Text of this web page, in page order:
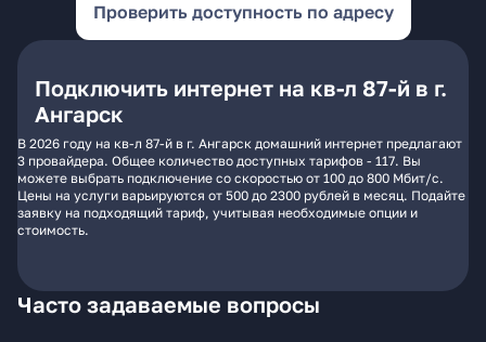
Проверить доступность по адресу
Подключить интернет на кв-л 87-й в г.
Ангарск
В 2026 году на кв-л 87-й в г. Ангарск домашний интернет предлагают
3 провайдера. Общее количество доступных тарифов - 117. Вы
можете выбрать подключение со скоростью от 100 до 800 Мбит/с.
Цены на услуги варьируются от 500 до 2300 рублей в месяц. Подайте
заявку на подходящий тариф, учитывая необходимые опции и
стоимость.
Часто задаваемые вопросы